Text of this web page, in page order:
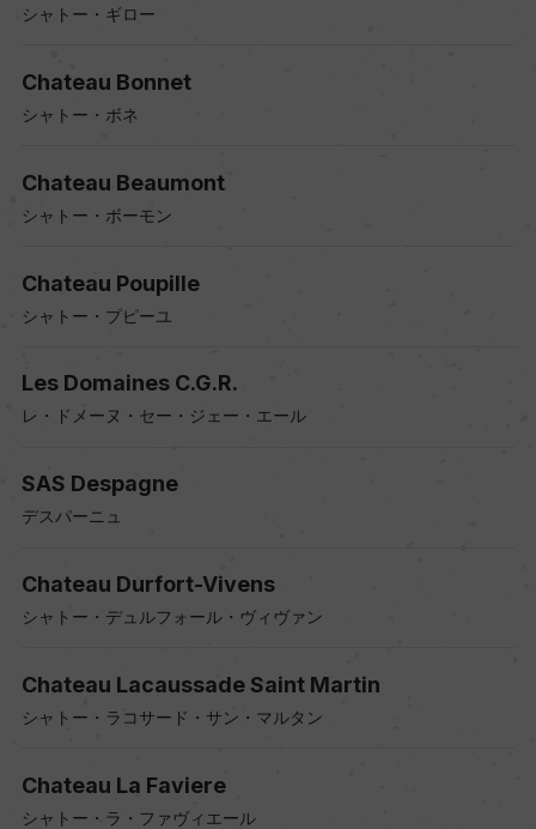
シャトー・ギロー
Chateau Bonnet
シャトー・ボネ
Chateau Beaumont
シャトー・ボーモン
Chateau Poupille
シャトー・プピーユ
Les Domaines C.G.R.
レ・ドメーヌ・セー・ジェー・エール
SAS Despagne
デスパーニュ
Chateau Durfort-Vivens
シャトー・デュルフォール・ヴィヴァン
Chateau Lacaussade Saint Martin
シャトー・ラコサード・サン・マルタン
Chateau La Faviere
シャトー・ラ・ファヴィエール